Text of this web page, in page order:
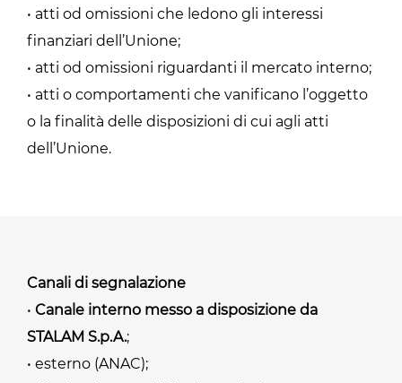
• atti od omissioni che ledono gli interessi
finanziari dell’Unione;
• atti od omissioni riguardanti il mercato interno;
• atti o comportamenti che vanificano l’oggetto
o la finalità delle disposizioni di cui agli atti
dell’Unione.
Canali di segnalazione
• Canale interno messo a disposizione da
STALAM S.p.A.;
• esterno (ANAC);